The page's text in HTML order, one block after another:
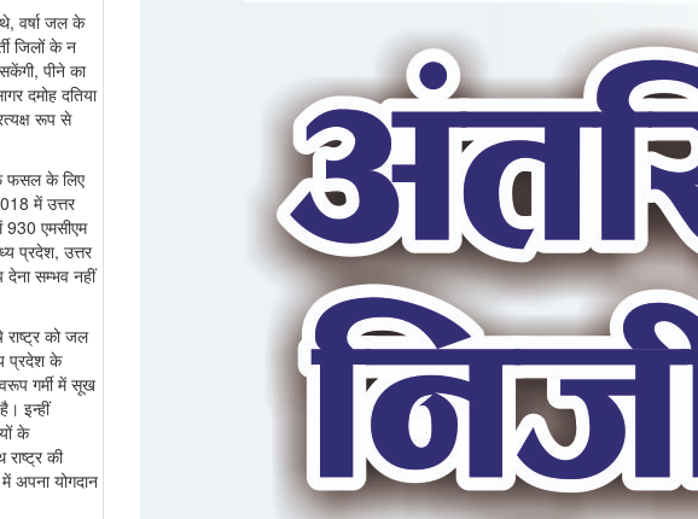
वर्षा जल के
जिलों के न
पीने का
दमोह दतिया
रूप से
फसल के लिए
में उत्तर
930 एमसीएम
प्रदेश, उत्तर
देना सम्भव नहीं
राष्ट्र को जल
प्रदेश के
गर्मी में सूख
इन्हीं
के
की
अपना योगदान